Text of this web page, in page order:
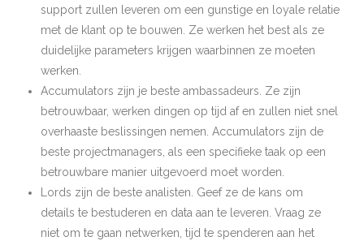
support zullen leveren om een gunstige en loyale relatie
met de klant op te bouwen. Ze werken het best als ze
duidelijke parameters krijgen waarbinnen ze moeten
werken.
Accumulators zijn je beste ambassadeurs. Ze zijn
betrouwbaar, werken dingen op tijd af en zullen niet snel
overhaaste beslissingen nemen. Accumulators zijn de
beste projectmanagers, als een specifieke taak op een
betrouwbare manier uitgevoerd moet worden.
Lords zijn de beste analisten. Geef ze de kans om
details te bestuderen en data aan te leveren. Vraag ze
niet om te gaan netwerken, tijd te spenderen aan het